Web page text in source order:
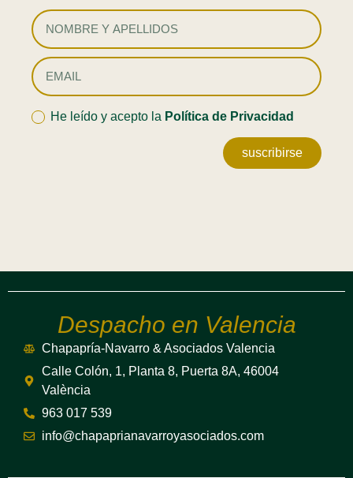
He leído y acepto la Política de Privacidad
suscribirse
Despacho en Valencia
Chapapría-Navarro & Asociados Valencia
Calle Colón, 1, Planta 8, Puerta 8A, 46004
València
963 017 539
info@chapaprianavarroyasociados.com